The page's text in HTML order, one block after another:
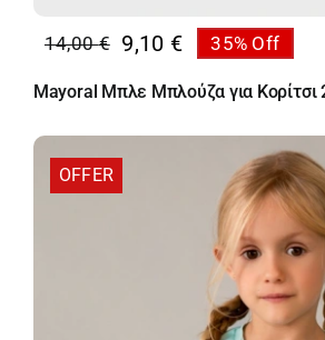
14,00€
Original
price
was:
14,00 €.
9,10 €
Η
τρέχουσα
τιμή
είναι:
9,10 €.
35% Off
Mayoral Μπλε Μπλούζα για Κορίτσι
OFFER